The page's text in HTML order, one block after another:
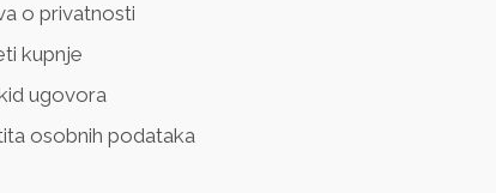
o privatnosti
kupnje
ugovora
osobnih podataka